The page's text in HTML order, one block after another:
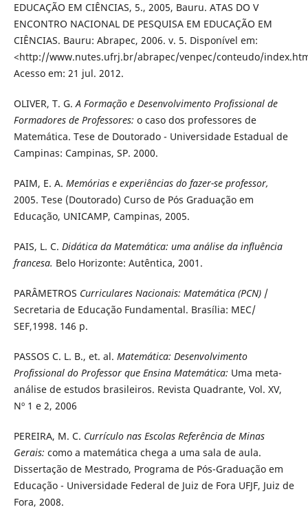
EDUCAÇÃO EM CIÊNCIAS, 5., 2005, Bauru. ATAS DO V
ENCONTRO NACIONAL DE PESQUISA EM EDUCAÇÃO EM
CIÊNCIAS. Bauru: Abrapec, 2006. v. 5. Disponível em:
<http://www.nutes.ufrj.br/abrapec/venpec/conteudo/
Acesso em: 21 jul. 2012.
OLIVER, T. G.A Formação e Desenvolvimento Profissional de
Formadores de Professores: o caso dos professores de
Matemática. Tese de Doutorado - Universidade Estadual de
Campinas: Campinas, SP. 2000.
PAIM, E. A. Memórias e experiências do fazer-se professor,
2005. Tese (Doutorado) Curso de Pós Graduação em
Educação, UNICAMP, Campinas, 2005.
PAIS, L. C. Didática da Matemática: uma análise da influência
francesa. Belo Horizonte: Autêntica, 2001.
PARÂMETROS Curriculares Nacionais: Matemática (PCN) /
Secretaria de Educação Fundamental. Brasília: MEC/
SEF,1998. 146 p.
PASSOS C. L. B., et. al. Matemática: Desenvolvimento
Profissional do Professor que Ensina Matemática: Uma meta-
análise de estudos brasileiros. Revista Quadrante, Vol. XV,
Nº 1 e 2, 2006
PEREIRA, M. C. Currículo nas Escolas Referência de Minas
Gerais: como a matemática chega a uma sala de aula.
Dissertação de Mestrado, Programa de Pós-Graduação em
Educação - Universidade Federal de Juiz de Fora UFJF, Juiz de
Fora, 2008.